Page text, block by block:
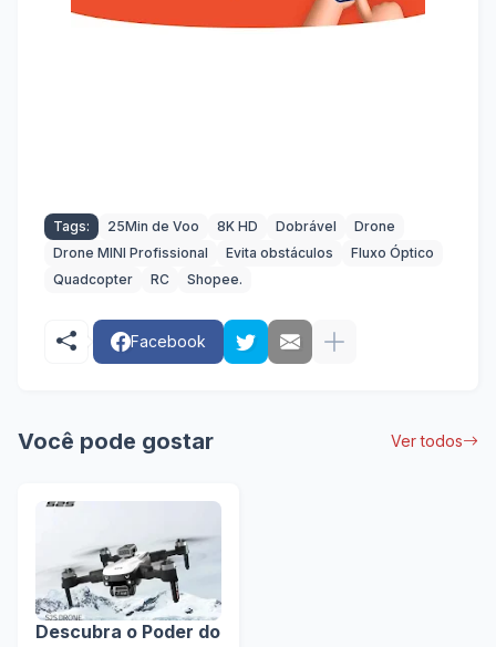
Tags: 25Min de Voo 8K HD Dobrável
Drone
Drone MINI Profissional
Evita obstáculos
Fluxo Óptico
Quadcopter
RC Shopee.
Facebook
Você pode gostar Ver todos
Descubra o Poder do